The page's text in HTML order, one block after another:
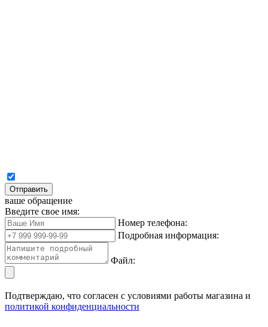
Отправить
ваше обращение
Введите свое имя:
Номер телефона:
Подробная информация:
Файл:
Подтверждаю, что согласен с условиями работы магазина и
политикой конфиденциальности